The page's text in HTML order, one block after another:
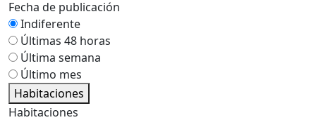
Fecha de publicación
Indiferente
Últimas 48 horas
Última semana
Último mes
Habitaciones
Habitaciones